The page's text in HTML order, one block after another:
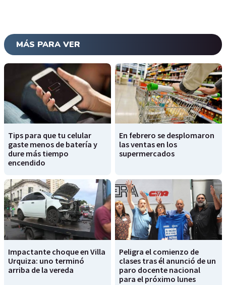
MÁS PARA VER
Tips para que tu celular
gaste menos de batería y
dure más tiempo
encendido
En febrero se desplomaron
las ventas en los
supermercados
Impactante choque en Villa
Urquiza: uno terminó
arriba de la vereda
Peligra el comienzo de
clases tras él anunció de un
paro docente nacional
para el próximo lunes